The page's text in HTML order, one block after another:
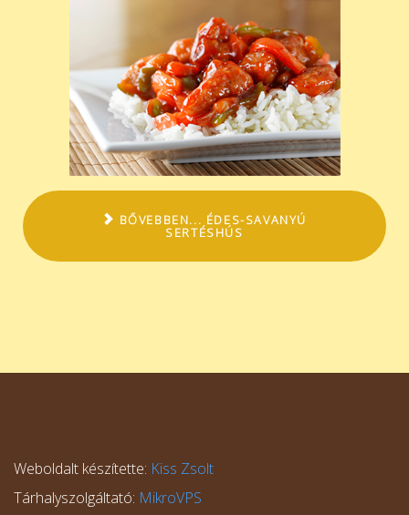
BŐVEBBEN... ÉDES-SAVANYÚ
SERTÉSHÚS
Weboldalt készítette: Kiss Zsolt
Tárhalyszolgáltató: MikroVPS